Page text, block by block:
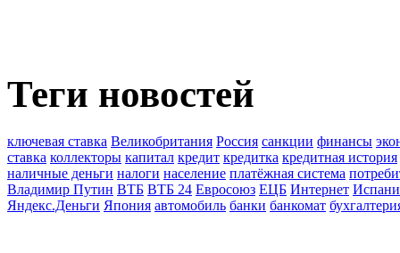
Теги новостей
ключевая ставка Великобритания Россия санкции финансы
ставка коллекторы капитал кредит кредитка кредитная история
наличные деньги налоги население платёжная система
Владимир Путин ВТБ ВТБ 24 Евросоюз ЕЦБ Интернет
Яндекс.Деньги Япония автомобиль банки банкомат